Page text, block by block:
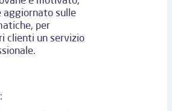
sulle
per
clienti un servizio